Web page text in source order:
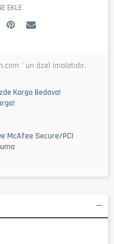
EKLE
' un özel imalatıdır.
Kargo Bedava!
McAfee Secure/PCI